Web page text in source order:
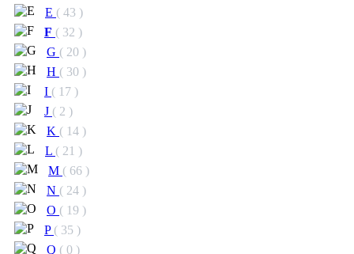
E ( 43 )
F ( 32 )
G ( 20 )
H ( 30 )
I ( 17 )
J ( 2 )
K ( 14 )
L ( 21 )
M ( 66 )
N ( 24 )
O ( 19 )
P ( 35 )
Q ( 0 )